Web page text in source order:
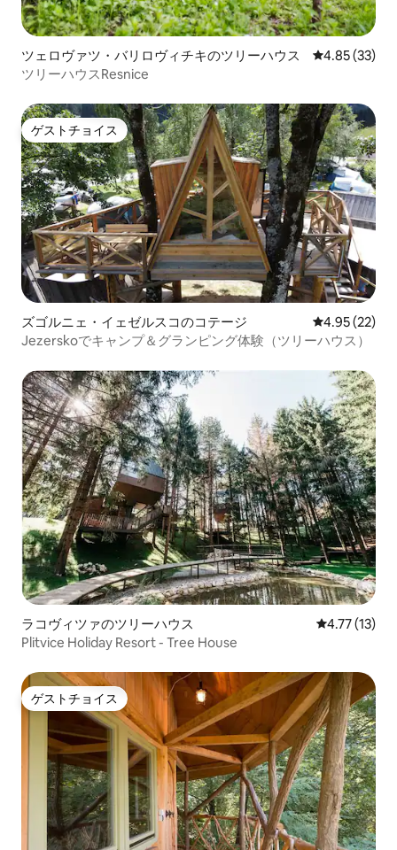
ツェロヴァツ・バリロヴィチキのツリーハウス レビュー33
4.85 (33)
ツリーハウスResnice
ゲストチョイス
ゲストチョイス
ズゴルニェ・イェゼルスコのコテージ レビュー22
4.95 (22)
Jezerskoでキャンプ＆グランピング体験（ツリーハウス）
ラコヴィツァのツリーハウス レビュー13
4.77 (13)
Plitvice Holiday Resort - Tree House
ゲストチョイス
ゲストチョイス